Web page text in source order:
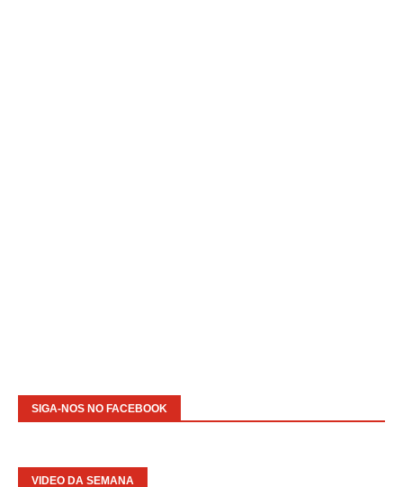
SIGA-NOS NO FACEBOOK
VIDEO DA SEMANA